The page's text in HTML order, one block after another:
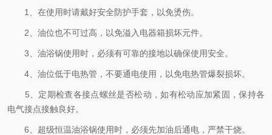
1、在使用时请戴好安全防护手套，以免烫伤。
2、油位也不可过高，以免溢入电器箱损坏元件。
3、油浴锅使用时，必须有可靠的接地以确保使用安全。
4、油位低于电热管，不要通电使用，以免电热管爆裂损坏。
5、定期检查各接点螺丝是否松动，如有松动应加紧固，保持各
电气接点接触良好。
6、超级恒温油浴锅使用时，必须先加油后通电，严禁干烧。